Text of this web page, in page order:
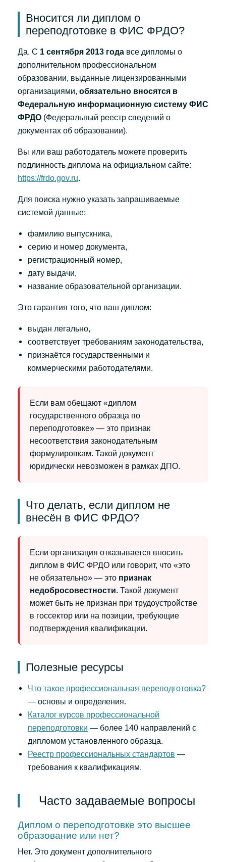
Вносится ли диплом о
переподготовке в ФИС ФРДО?
Да. С 1 сентября 2013 года все дипломы о
дополнительном профессиональном
образовании, выданные лицензированными
организациями, обязательно вносятся в
Федеральную информационную систему ФИС
ФРДО (Федеральный реестр сведений о
документах об образовании).
Вы или ваш работодатель можете проверить
подлинность диплома на официальном сайте:
https://frdo.gov.ru.
Для поиска нужно указать запрашиваемые
системой данные:
фамилию выпускника,
серию и номер документа,
регистрационный номер,
дату выдачи,
название образовательной организации.
Это гарантия того, что ваш диплом:
выдан легально,
соответствует требованиям законодательства,
признаётся государственными и
коммерческими работодателями.
Если вам обещают «диплом
государственного образца по
переподготовке» — это признак
несоответствия законодательным
формулировкам. Такой документ
юридически невозможен в рамках ДПО.
Что делать, если диплом не
внесён в ФИС ФРДО?
Если организация отказывается вносить
диплом в ФИС ФРДО или говорит, что «это
не обязательно» — это признак
недобросовестности. Такой документ
может быть не признан при трудоустройстве
в госсектор или на позиции, требующие
подтверждения квалификации.
Полезные ресурсы
Что такое профессиональная переподготовка?
— основы и определения.
Каталог курсов профессиональной
переподготовки — более 140 направлений с
дипломом установленного образца.
Реестр профессиональных стандартов —
требования к квалификациям.
Часто задаваемые вопросы
Диплом о переподготовке это высшее
образование или нет?
Нет. Это документ дополнительного